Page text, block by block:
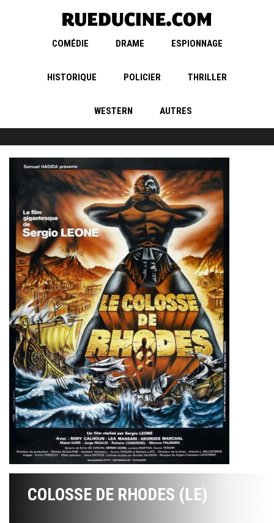
COMÉDIE DRAME ESPIONNAGE
HISTORIQUE POLICIER THRILLER
WESTERN AUTRES
COLOSSE DE RHODES (LE)